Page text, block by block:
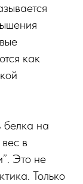
как
белка на
в
Это не
Только